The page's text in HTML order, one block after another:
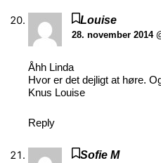
Louise
28. november 2014
Åhh Linda
Hvor er det dejligt at høre.
Knus Louise
Reply
Sofie M